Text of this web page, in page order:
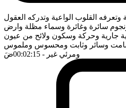
وتعرفه القلوب الواعية وتدركه العقول
ونجوم سائرة وغائرة وسماء مظلة وارض
جارية وحركة وسكون ولائح من عيون
وسائر وثابت ومحسوس وملموس
ومرئي غير - 00:02:15 ضَ